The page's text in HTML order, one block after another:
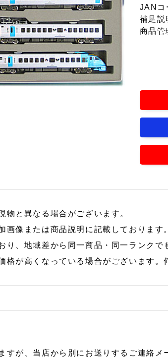
JANコ
補足説
商品管
物と異なる場合がございます。
画像または商品説明に記載しております。
り、地域差から同一商品・同一ランクで
格が高くなっている場合がございます。
すが、当店から別にお送りするご連絡メ